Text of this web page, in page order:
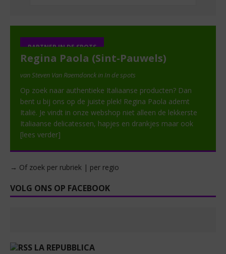
PARTNER IN DE SPOTS
Regina Paola (Sint-Pauwels)
van Steven Van Raemdonck in In de spots
Op zoek naar authentieke Italiaanse producten? Dan
bent u bij ons op de juiste plek! Regina Paola ademt
Italië. Je vindt in onze webshop niet alleen de lekkerste
Italiaanse delicatessen, hapjes en drankjes maar ook
[lees verder]
→ Of zoek per rubriek | per regio
VOLG ONS OP FACEBOOK
LA REPUBBLICA